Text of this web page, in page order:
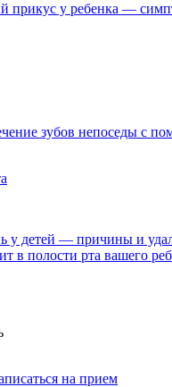
прикус у ребенка —
зубов непоседы с
у детей — причины и
в полости рта вашего
на прием